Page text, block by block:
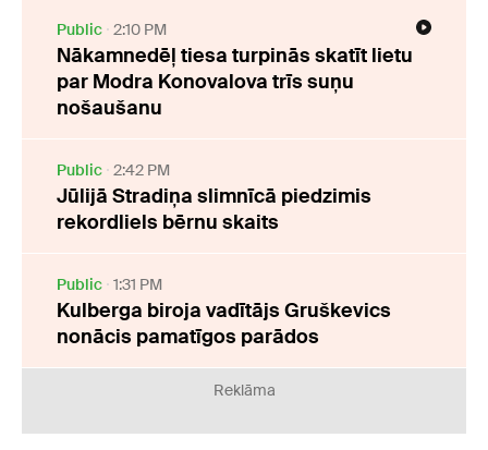
Public 2:10 PM
Nākamnedēļ tiesa turpinās skatīt lietu
par Modra Konovalova trīs suņu
nošaušanu
Public 2:42 PM
Jūlijā Stradiņa slimnīcā piedzimis
rekordliels bērnu skaits
Public 1:31 PM
Kulberga biroja vadītājs Gruškevics
nonācis pamatīgos parādos
Reklāma